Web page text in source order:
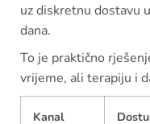
uz diskretnu dostavu
dana.
To je praktično
vrijeme, ali terapiju i
Kanal